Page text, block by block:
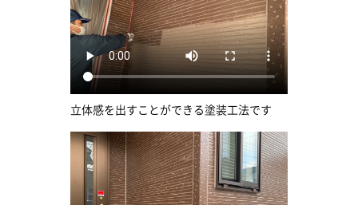
立体感を出すことができる塗装工法です